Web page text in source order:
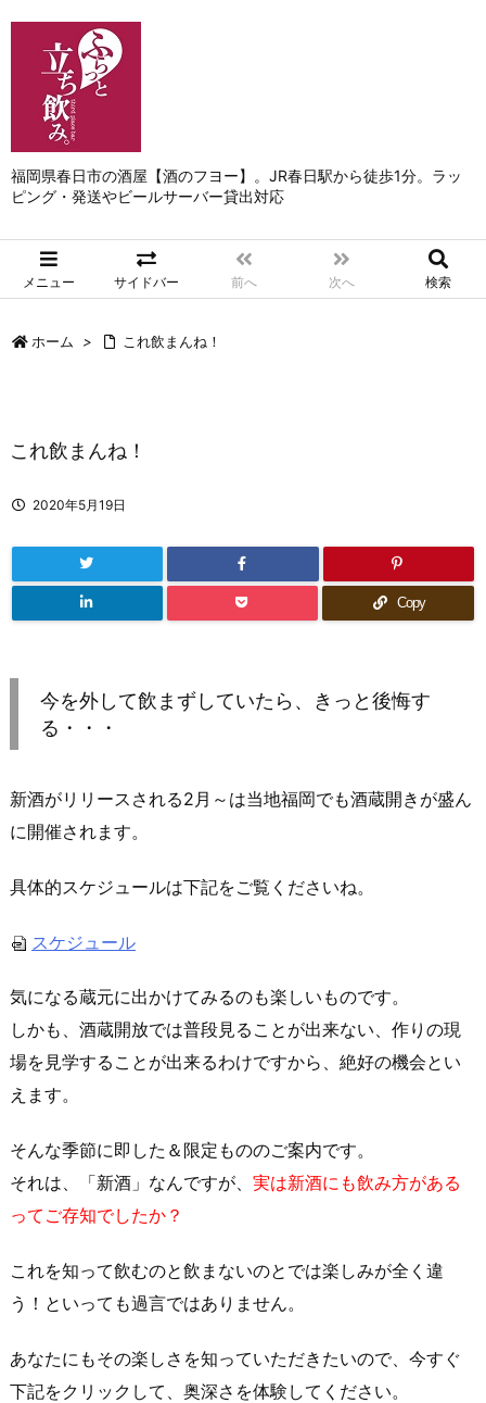
福岡県春日市の酒屋【酒のフヨー】。JR春日駅から徒歩1分。ラッ
ピング・発送やビールサーバー貸出対応
メニュー サイドバー 前へ 次へ 検索
ホーム > これ飲まんね！
これ飲まんね！
2020年5月19日
Copy
今を外して飲まずしていたら、きっと後悔す
る・・・
新酒がリリースされる2月～は当地福岡でも酒蔵開きが盛ん
に開催されます。
具体的スケジュールは下記をご覧くださいね。
スケジュール
気になる蔵元に出かけてみるのも楽しいものです。
しかも、酒蔵開放では普段見ることが出来ない、作りの現
場を見学することが出来るわけですから、絶好の機会とい
えます。
そんな季節に即した＆限定もののご案内です。
それは、「新酒」なんですが、 実は新酒にも飲み方がある
ってご存知でしたか？
これを知って飲むのと飲まないのとでは楽しみが全く違
う！といっても過言ではありません。
あなたにもその楽しさを知っていただきたいので、今すぐ
下記をクリックして、奥深さを体験してください。